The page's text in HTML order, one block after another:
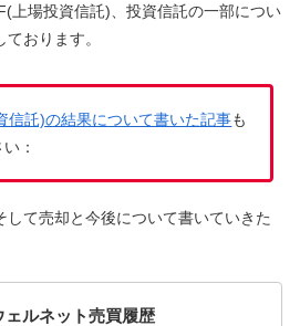
上場投資信託)、投資信託の一部につい
おります。
信託)の結果について書いた記事も
：
して売却と今後について書いていきた
ェルネット売買履歴